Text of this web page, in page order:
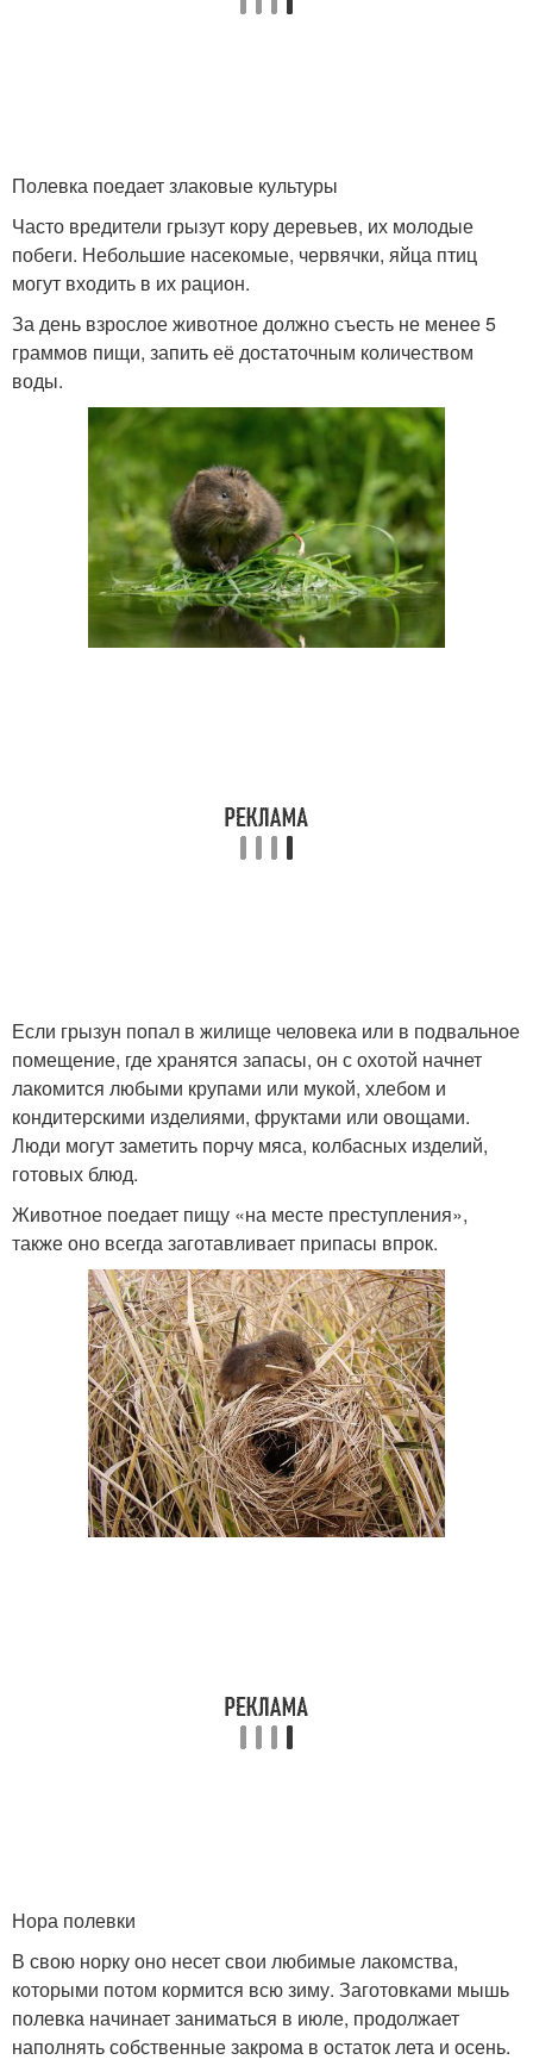
Полевка поедает злаковые культуры
Часто вредители грызут кору деревьев, их молодые
побеги. Небольшие насекомые, червячки, яйца птиц
могут входить в их рацион.
За день взрослое животное должно съесть не менее 5
граммов пищи, запить её достаточным количеством
воды.
Если грызун попал в жилище человека или в подвальное
помещение, где хранятся запасы, он с охотой начнет
лакомится любыми крупами или мукой, хлебом и
кондитерскими изделиями, фруктами или овощами.
Люди могут заметить порчу мяса, колбасных изделий,
готовых блюд.
Животное поедает пищу «на месте преступления»,
также оно всегда заготавливает припасы впрок.
Нора полевки
В свою норку оно несет свои любимые лакомства,
которыми потом кормится всю зиму. Заготовками мышь
полевка начинает заниматься в июле, продолжает
наполнять собственные закрома в остаток лета и осень.